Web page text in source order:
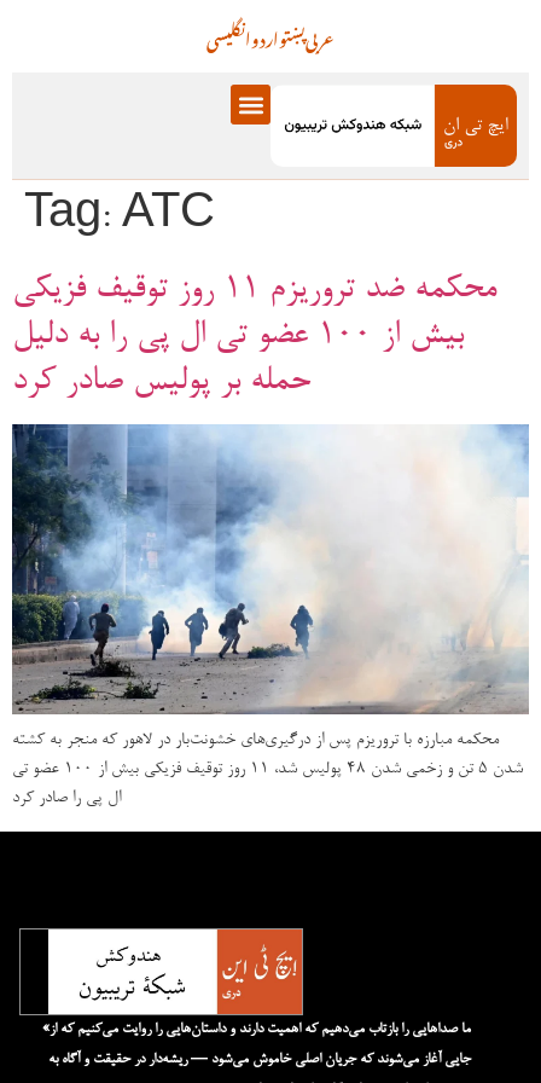
انگلیسیاردوپښتوعربی
Tag: ATC
محکمه ضد تروریزم ۱۱ روز توقیف فزیکی
بیش از ۱۰۰ عضو تی ال پی را به دلیل
حمله بر پولیس صادر کرد
محکمه مبارزه با تروریزم پس از درگیری‌های خشونت‌بار در لاهور که منجر به کشته
شدن ۵ تن و زخمی شدن ۴۸ پولیس شد، ۱۱ روز توقیف فزیکی بیش از ۱۰۰ عضو تی
ال پی را صادر کرد
«ما صداهایی را بازتاب می‌دهیم که اهمیت دارند و داستان‌هایی را روایت می‌کنیم که از
جایی آغاز می‌شوند که جریان اصلی خاموش می‌شود — ریشه‌دار در حقیقت و آگاه به